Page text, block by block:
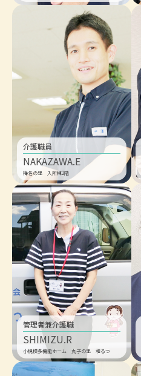
介護職員
NAKAZAWA.E
梅名の里 入所棟2階
管理者兼介護職
SHIMIZU.R
小規模多機能ホーム 丸子の里 和るつ